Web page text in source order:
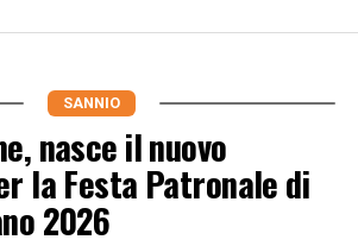
SANNIO
nasce il nuovo
la Festa Patronale di
2026